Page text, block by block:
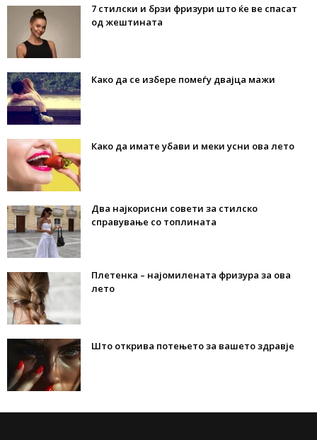
7 стилски и брзи фризури што ќе ве спасат
од жештината
Како да се избере помеѓу двајца мажи
Како да имате убави и меки усни ова лето
Два најкорисни совети за стилско
справување со топлината
Плетенка – најомилената фризура за ова
лето
Што открива потењето за вашето здравје